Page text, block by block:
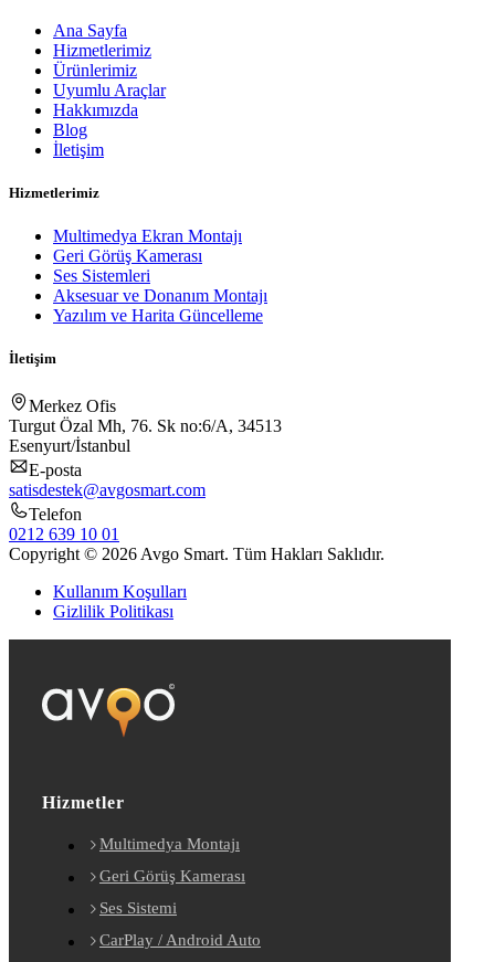
Ana Sayfa
Hizmetlerimiz
Ürünlerimiz
Uyumlu Araçlar
Hakkımızda
Blog
İletişim
Hizmetlerimiz
Multimedya Ekran Montajı
Geri Görüş Kamerası
Ses Sistemleri
Aksesuar ve Donanım Montajı
Yazılım ve Harita Güncelleme
İletişim
Merkez Ofis
Turgut Özal Mh, 76. Sk no:6/A, 34513
Esenyurt/İstanbul
E-posta
satisdestek@avgosmart.com
Telefon
0212 639 10 01
Copyright © 2026 Avgo Smart. Tüm Hakları Saklıdır.
Kullanım Koşulları
Gizlilik Politikası
Hizmetler
Multimedya Montajı
Geri Görüş Kamerası
Ses Sistemi
CarPlay / Android Auto